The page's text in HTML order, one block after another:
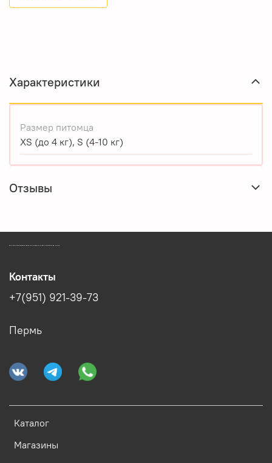
Характеристики
Размер питомца
XS (до 4 кг), S (4-10 кг)
Отзывы
Каталог
Магазины
Контакты
+7(951) 921-39-73
Пермь